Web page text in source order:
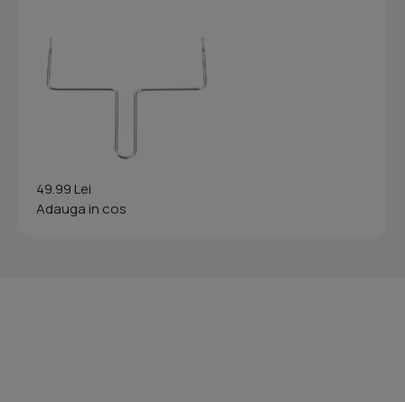
49.99 Lei
Adauga in cos